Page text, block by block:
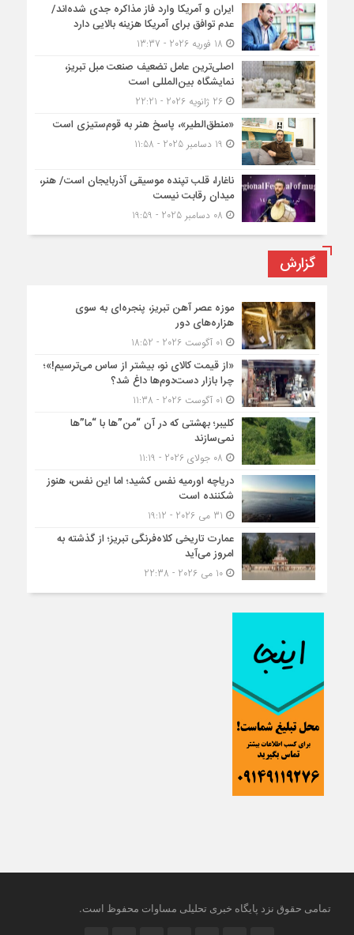
ایران و آمریکا وارد فاز مذاکره جدی شده‌اند/
عدم توافق برای آمریکا هزینه بالایی دارد
اصلی‌ترین عامل تضعیف صنعت مبل تبریز،
نمایشگاه بین‌المللی است
26 ژانویه 2026 - 22:21
«منطق‌الطیر»، پاسخ هنر به قوم‌ستیزی است
ناغارا، قلب تپنده موسیقی آذربایجان است/ هنر،
میدان رقابت نیست
گزارش
موزه عصر آهن تبریز، پنجره‌ای به سوی
هزاره‌های دور
«از قیمت کالای نو، بیشتر از ساس می‌ترسیم!»؛
چرا بازار دست‌دوم‌ها داغ شد؟
کلیبر؛ بهشتی که در آن “من”ها با “ما”ها
نمی‌سازند
دریاچه اورمیه نفس کشید؛ اما این نفس، هنوز
شکننده است
عمارت تاریخی کلاه‌فرنگی تبریز؛ از گذشته به
امروز می‌آید
10 می 2026 - 22:38
تمامی حقوق نزد پایگاه خبری تحلیلی مساوات محفوظ است.